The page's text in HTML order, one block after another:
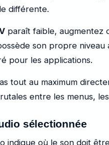
différente.
paraît faible, augmentez
son propre
pour les applications.
tout au maximum
entre les menus,
sélectionnée
indique où le son doit